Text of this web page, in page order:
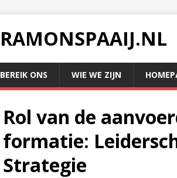
RAMONSPAAIJ.NL
BEREIK ONS WIE WE ZIJN
Rol van de
formatie:
Strategie